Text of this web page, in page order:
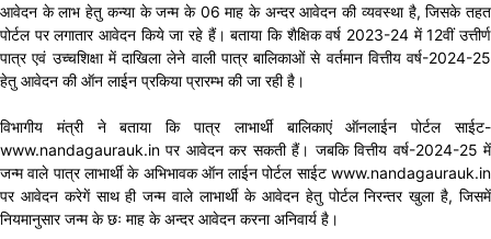
आवेदन के लाभ हेतु कन्या के जन्म के 06 माह के अन्दर आवेदन की व्यवस्था है, जिसके तहत
पोर्टल पर लगातार आवेदन किये जा रहे हैं। बताया कि शैक्षिक वर्ष 2023-24 में 12वीं उत्तीर्ण
पात्र एवं उच्चशिक्षा में दाखिला लेने वाली पात्र बालिकाओं से वर्तमान वित्तीय वर्ष-2024-25
हेतु आवेदन की ऑन लाईन प्रकिया प्रारम्भ की जा रही है।
विभागीय मंत्री ने बताया कि पात्र लाभार्थी बालिकाएं ऑनलाईन पोर्टल साईट-
www.nandagaurauk.in पर आवेदन कर सकती हैं। जबकि वित्तीय वर्ष-2024-25 में
जन्म वाले पात्र लाभार्थी के अभिभावक ऑन लाईन पोर्टल साईट www.nandagaurauk.in
पर आवेदन करेगें साथ ही जन्म वाले लाभार्थी के आवेदन हेतु पोर्टल निरन्तर खुला है, जिसमें
नियमानुसार जन्म के छः माह के अन्दर आवेदन करना अनिवार्य है।